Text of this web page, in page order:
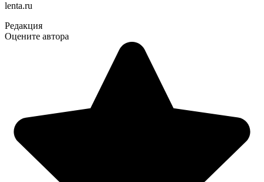
lenta.ru
Редакция
Оцените автора